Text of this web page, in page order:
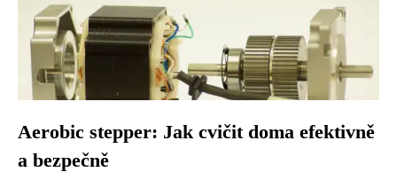
Aerobic stepper: Jak cvičit doma efektivně
a bezpečně